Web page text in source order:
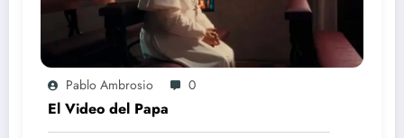
Pablo Ambrosio 0
El Video del Papa